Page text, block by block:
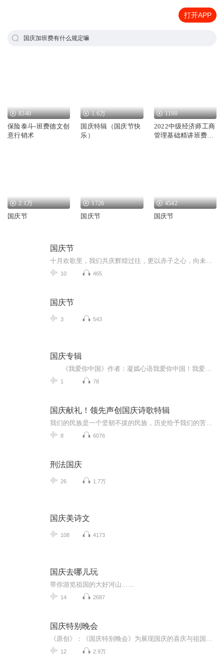
打开APP
国庆加班费有什么规定嘛
8340
保险泰斗-班费德文创
意行销术
1.6万
国庆特辑（国庆节快
乐）
1190
2022中级经济师工商
管理基础精讲班费善
2.1万
国庆节
1726
国庆节
4542
国庆节
国庆节
10 465
国庆节
3 543
国庆专辑
1 78
国庆献礼！领先声创国庆诗歌特辑
8 6076
刑法国庆
26 1.7万
国庆美诗文
108 4173
国庆去哪儿玩
带你游览祖国的大好河山……
14 2687
国庆特别晚会
12 2.9万